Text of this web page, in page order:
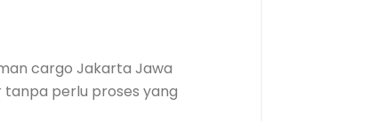
cargo Jakarta Jawa
perlu proses yang